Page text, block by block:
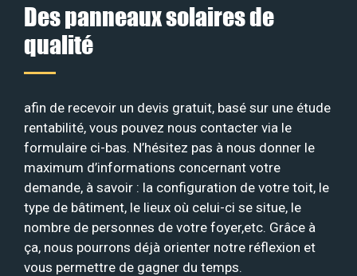
Des panneaux solaires de
qualité
afin de recevoir un devis gratuit, basé sur une étude
rentabilité, vous pouvez nous contacter via le
formulaire ci-bas. N’hésitez pas à nous donner le
maximum d’informations concernant votre
demande, à savoir : la configuration de votre toit, le
type de bâtiment, le lieux où celui-ci se situe, le
nombre de personnes de votre foyer,etc. Grâce à
ça, nous pourrons déjà orienter notre réflexion et
vous permettre de gagner du temps.